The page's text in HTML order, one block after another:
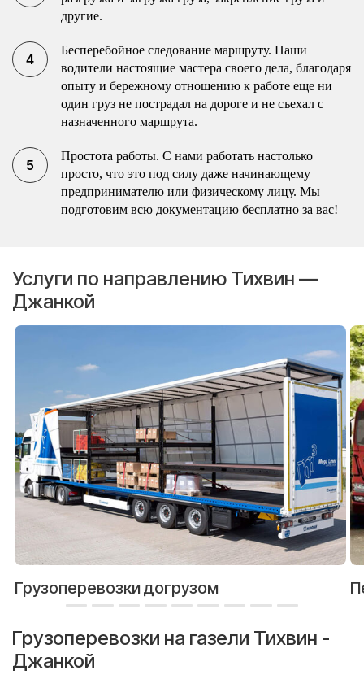
другие.
Бесперебойное следование маршруту. Наши
водители настоящие мастера своего дела, благодаря
опыту и бережному отношению к работе еще ни
один груз не пострадал на дороге и не съехал с
назначенного маршрута.
Простота работы. С нами работать настолько
просто, что это под силу даже начинающему
предпринимателю или физическому лицу. Мы
подготовим всю документацию бесплатно за вас!
Услуги по направлению Тихвин —
Джанкой
Грузоперевозки догрузом
Грузоперевозки на газели Тихвин -
Джанкой